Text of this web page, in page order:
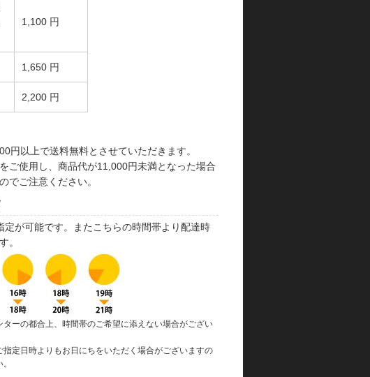
1,100 円
1,650 円
2,200 円
円以上で送料無料とさせていただきます。
ご使用し、商品代が11,000円未満となった場合
でご注意ください。
定が可能です。またこちらの時間帯より配達時
。
ーの都合上、時間帯のご希望に添えない場合がござい
定日時よりもお日にちをいただく場合がございますの